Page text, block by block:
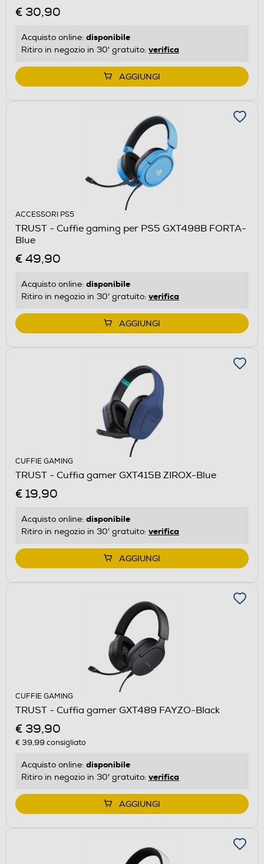
€ 30,90
Acquisto online: disponibile
Ritiro in negozio in 30' gratuito: verifica
AGGIUNGI
ACCESSORI PS5
TRUST - Cuffie gaming per PS5 GXT498B FORTA-
Blue
€ 49,90
Acquisto online: disponibile
Ritiro in negozio in 30' gratuito: verifica
AGGIUNGI
CUFFIE GAMING
TRUST - Cuffia gamer GXT415B ZIROX-Blue
€ 19,90
Acquisto online: disponibile
Ritiro in negozio in 30' gratuito: verifica
AGGIUNGI
CUFFIE GAMING
TRUST - Cuffia gamer GXT489 FAYZO-Black
€ 39,90
€ 39,99 consigliato
Acquisto online: disponibile
Ritiro in negozio in 30' gratuito: verifica
AGGIUNGI